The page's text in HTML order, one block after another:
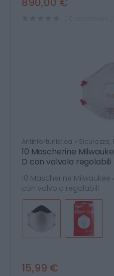
Antinfortunistica > Sicurezza,
10 Mascherine
D con valvola regolabili
10 Mascherine Milwaukee
con valvola regolabili
15,99 €